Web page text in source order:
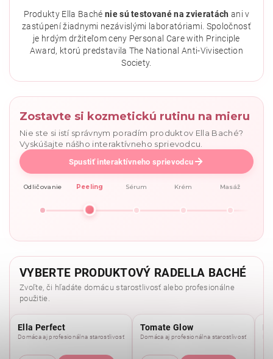
Produkty Ella Baché nie sú testované na zvieratách ani v
zastúpení žiadnymi nezávislými laboratóriami. Spoločnosť
je hrdým držiteľom ceny Personal Care with Principle
Award, ktorú predstavila The National Anti-Vivisection
Society.
Zostavte si kozmetickú rutinu na mieru
Nie ste si istí správnym poradím produktov Ella Baché?
Vyskúšajte nášho interaktívneho sprievodcu.
Spustiť interaktívneho sprievodcu
Odličovanie Peeling Sérum Krém Masáž
VYBERTE PRODUKTOVÝ RADELLA BACHÉ
Zvoľte, či hľadáte domácu starostlivosť alebo profesionálne
použitie.
Ella Perfect
Domáca aj profesionálna starostlivosť
Tomate Glow
Domáca aj profesionálna starostlivosť